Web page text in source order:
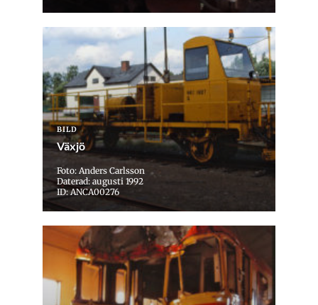
BILD
Växjö
Foto: Anders Carlsson
Daterad: augusti 1992
ID: ANCA00276